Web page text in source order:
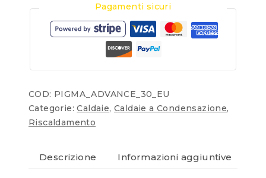
Pagamenti sicuri
COD: PIGMA_ADVANCE_30_EU
Categorie:Caldaie,Caldaie a Condensazione,
Riscaldamento
Descrizione Informazioni aggiuntive